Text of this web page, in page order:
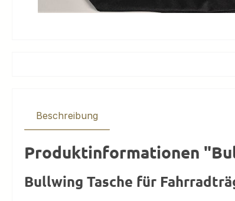
Beschreibung
Produktinformationen
Bullwing Tasche für